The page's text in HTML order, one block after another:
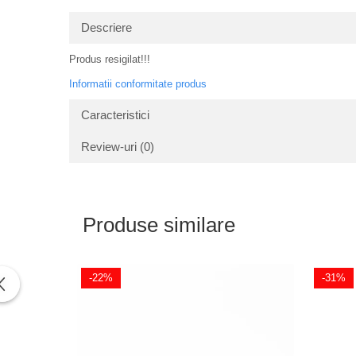
Descriere
Produs resigilat!!!
Informatii conformitate produs
Caracteristici
Review-uri (0)
Produse similare
-22% -31%